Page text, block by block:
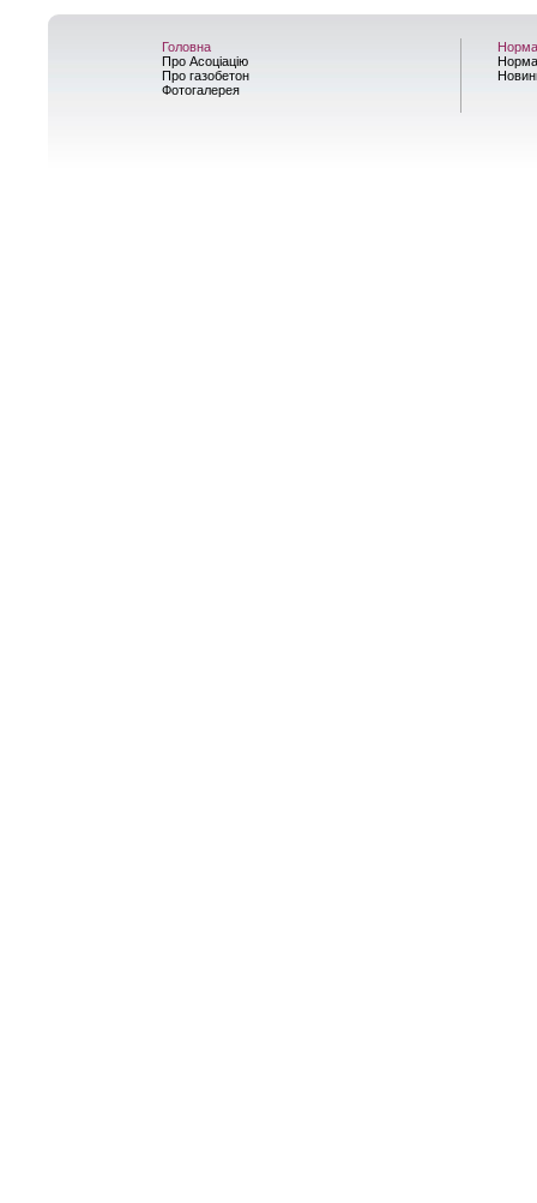
Головна
Про Асоціацію
Про газобетон
Фотогалерея